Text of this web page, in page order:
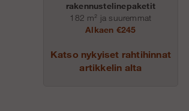
rakennustelinepaketit
182 m² ja suuremmat
Alkaen €245
Katso nykyiset rahtihinnat
artikkelin alta